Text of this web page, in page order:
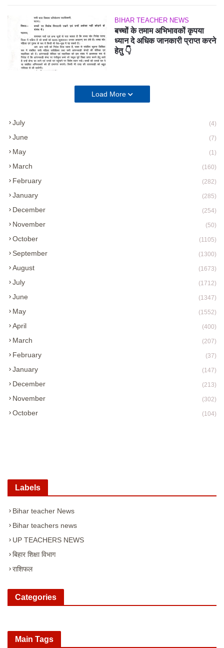
BIHAR TEACHER NEWS
बच्चों के तमाम अभिभावकों कृपया
ध्यान दे अधिक जानकारी प्राप्त करने
हेतु 👇
Load More
July (4)
June (7)
May (1)
March (160)
February (282)
January (285)
December (254)
November (50)
October (1105)
September (1300)
August (1673)
July (1712)
June (1347)
May (1552)
April (400)
March (207)
February (37)
January (147)
December (213)
November (302)
October (104)
Labels
Bihar teacher News
Bihar teachers news
UP TEACHERS NEWS
बिहार शिक्षा विभाग
राशिफल
Categories
Main Tags